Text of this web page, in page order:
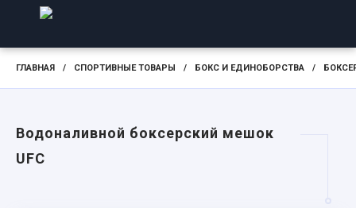
ГЛАВНАЯ / СПОРТИВНЫЕ ТОВАРЫ / БОКС И ЕДИНОБОРСТВА /
Водоналивной боксерский мешок
UFC